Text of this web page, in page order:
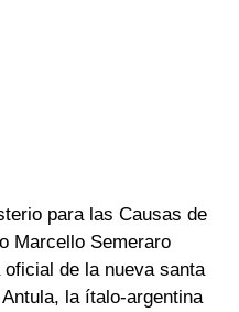
para las Causas de
Marcello Semeraro
de la nueva santa
la ítalo-argentina